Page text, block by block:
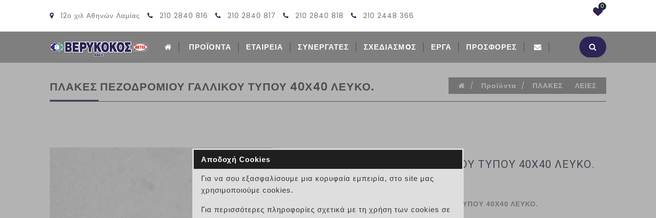
12ο χιλ Αθηνών Λαμίας 210 2840 816 210 2840 817 210 2840 818 210 2448 366
0
ΠΡΟΪΟΝΤΑ ΕΤΑΙΡΕΙΑ ΣΥΝΕΡΓΑΤΕΣ ΣΧΕΔΙΑΣΜOΣ ΕΡΓΑ ΠΡΟΣΦΟΡΈΣ
ΠΛΑΚΕΣ ΠΕΖΟΔΡΟΜΙΟΥ ΓΑΛΛΙΚΟΥ ΤΥΠΟΥ 40Χ40 ΛΕΥΚΟ. / Προϊόντα / ΠΛΑΚΕΣ ΛΕΙΕΣ
ΠΛΑΚΕΣ ΠΕΖΟΔΡΟΜΙΟΥ ΓΑΛΛΙΚΟΥ ΤΥΠΟΥ 40Χ40 ΛΕΥΚΟ.
ΚΩΔΙΚΟΣ:
ΤΣΙΜΕΝΤΟΠΛΑΚΕΣ ΠΕΖΟΔΡΟΜΙΟΥ ΓΑΛΛΙΚΟΥ ΤΥΠΟΥ 40Χ40 ΛΕΥΚΟ.
ΤΕΧΝΙΚΑ ΧΑΡΑΚΤΗΡΙΣΤΙΚΑ
Αποδοχή Cookies
Για να σου εξασφαλίσουμε μια κορυφαία εμπειρία, στο site μας
χρησιμοποιούμε cookies.
Για περισσότερες πληροφορίες σχετικά με τη χρήση των cookies σε